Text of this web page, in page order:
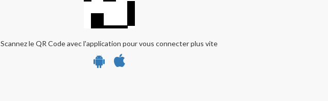
Scannez le QR Code avec l'application pour vous connecter plus vite